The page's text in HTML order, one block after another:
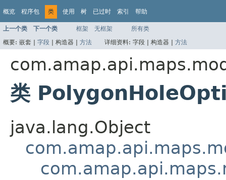
概览 程序包 类 使用 树 已过时 索引 帮助
上一个类 下一个类 框架 无框架
所有类
概要: 嵌套 | 字段 | 构造器 | 方法 详细资料: 字段 | 构造器 | 方法
类
java.lang.Object